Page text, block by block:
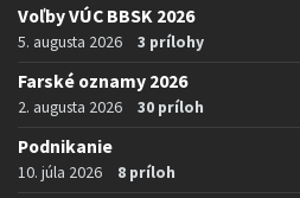
Voľby VÚC BBSK 2026
5. augusta 2026 3 prílohy
Farské oznamy 2026
2. augusta 2026 30 príloh
Podnikanie
10. júla 2026 8 príloh